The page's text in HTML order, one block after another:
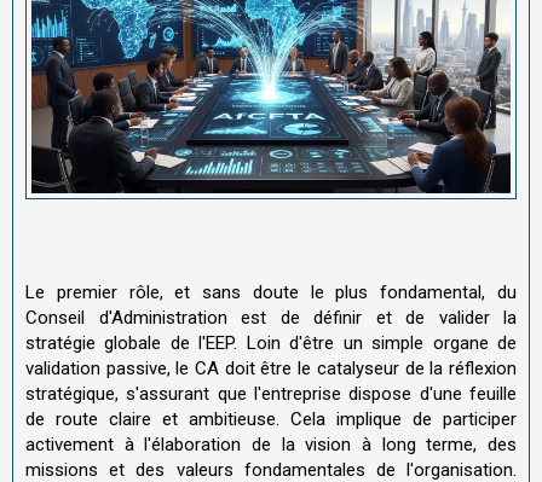
Le premier rôle, et sans doute le plus fondamental, du
Conseil d'Administration est de définir et de valider la
stratégie globale de l'EEP. Loin d'être un simple organe de
validation passive, le CA doit être le catalyseur de la réflexion
stratégique, s'assurant que l'entreprise dispose d'une feuille
de route claire et ambitieuse. Cela implique de participer
activement à l'élaboration de la vision à long terme, des
missions et des valeurs fondamentales de l'organisation.